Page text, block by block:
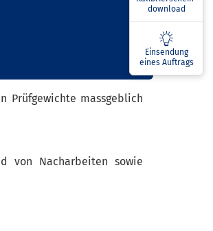
download
Einsendung
eines Auftrags
Prüfgewichte massgeblich
von Nacharbeiten sowie